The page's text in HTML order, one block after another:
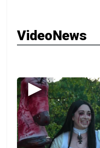
VideoNews
▶